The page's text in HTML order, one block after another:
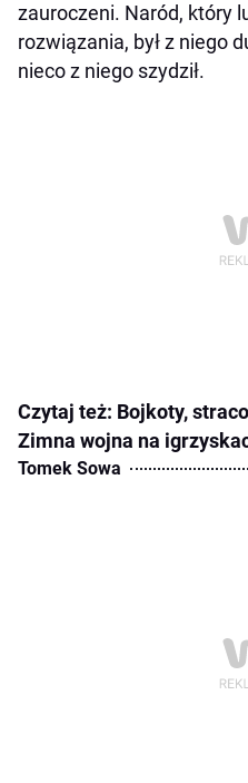
zauroczeni. Naród, który
rozwiązania, był z niego
nieco z niego szydził.
Czytaj też: Bojkoty,
Zimna wojna na
Tomek Sowa